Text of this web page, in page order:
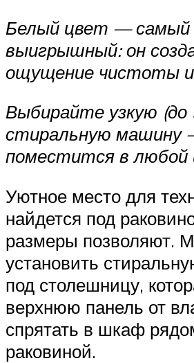
Белый цвет — самый
выигрышный: он
ощущение чистоты
Выбирайте узкую (до
стиральную машину
поместится в
Уютное место для
найдется под
размеры позволяют.
установить
под столешницу,
верхнюю панель от
спрятать в шкаф
раковиной.